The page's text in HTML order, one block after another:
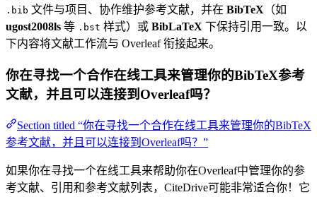
.bib 文件与项目、协作维护参考文献，并在 BibTeX （如
ugost2008ls 等 .bst 样式）或 BibLaTeX 下保持引用一致。以
下内容将文献工作流与 Overleaf 衔接起来。
你在寻找一个合作在线工具来管理你的BibTeX参考
文献，并且可以连接到Overleaf吗？
Section titled “你在寻找一个合作在线工具来管理你的BibTeX
参考文献，并且可以连接到Overleaf吗？”
如果你在寻找一个在线工具来帮助你在Overleaf中管理你的参
考文献、引用和参考文献列表，CiteDrive可能非常适合你！它